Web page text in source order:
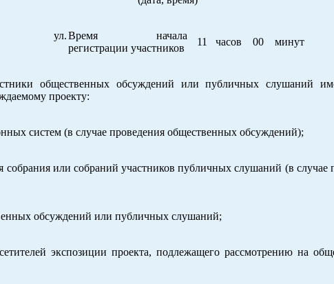
ул.Время начала
регистрации участников
11 часов 00 минут
общественных обсуждений или публичных слушаний
проекту:
систем (в случае проведения общественных обсуждений);
или собраний участников публичных слушаний (в случае
обсуждений или публичных слушаний;
экспозиции проекта, подлежащего рассмотрению на